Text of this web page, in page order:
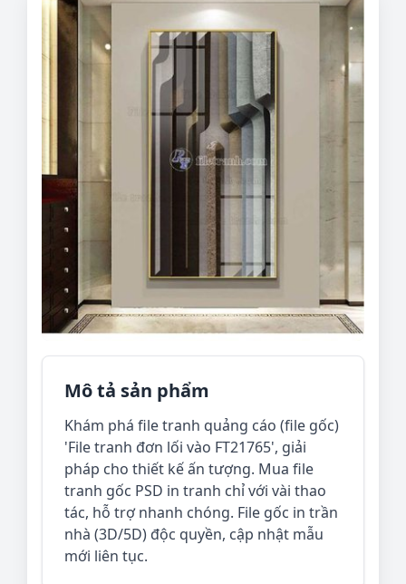
Mô tả sản phẩm
Khám phá file tranh quảng cáo (file gốc)
'File tranh đơn lối vào FT21765', giải
pháp cho thiết kế ấn tượng. Mua file
tranh gốc PSD in tranh chỉ với vài thao
tác, hỗ trợ nhanh chóng. File gốc in trần
nhà (3D/5D) độc quyền, cập nhật mẫu
mới liên tục.